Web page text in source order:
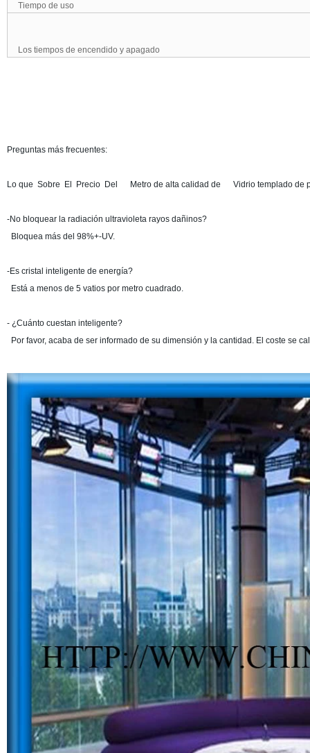
Tiempo de uso
Los tiempos de encendido y apagado
Preguntas más frecuentes:
Lo que Sobre El Precio Del Metro de alta calidad de Vidrio templado de
-No bloquear la radiación ultravioleta rayos dañinos?
Bloquea más del 98%+-UV.
-Es cristal inteligente de energía?
Está a menos de 5 vatios por metro cuadrado.
- ¿Cuánto cuestan inteligente?
Por favor, acaba de ser informado de su dimensión y la cantidad. El coste se